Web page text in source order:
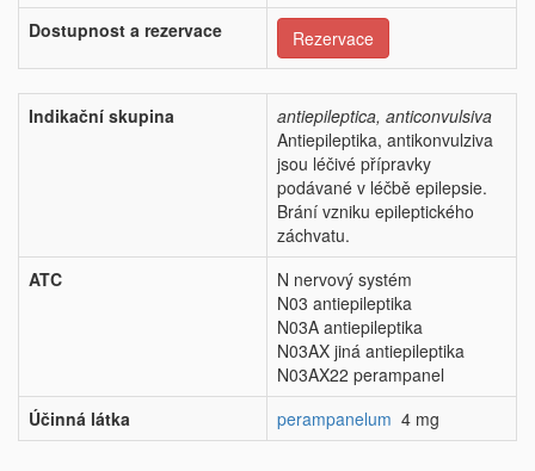
Dostupnost a rezervace
Rezervace
Indikační skupina
antiepileptica, anticonvulsiva
Antiepileptika, antikonvulziva
jsou léčivé přípravky
podávané v léčbě epilepsie.
Brání vzniku epileptického
záchvatu.
ATC
N nervový systém
N03 antiepileptika
N03A antiepileptika
N03AX jiná antiepileptika
N03AX22 perampanel
Účinná látka
perampanelum 4 mg